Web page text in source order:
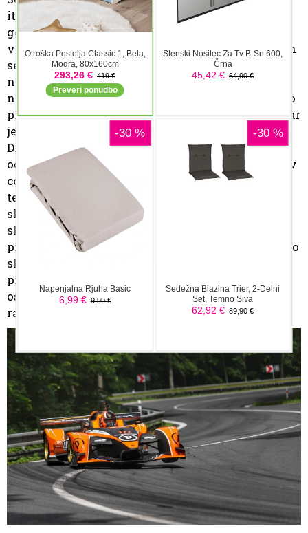
italijanskem Čedadu, na eni najzahtevnejših
gorskih prog, ki velja za pravi preizkus za
vsakega dirkača. Na manj kot sedmih kilometrih
se menjavajo hitri in počasni odseki, proga pa se
na sredini spremeni v »downhill« s skokom in
nato v ozko, zelo hitro sekcijo. Vse to je zahtevalo
precej sprememb v nastavitvah dirkalnika, za kar
je poskrbelo tovarniško moštvo Wolf Hill Climb
Division. Že po sobotnih treningih so Italijani
odpravili okvaro diferenciala, žal pa niso uspeli v
celoti rešiti težav z zadnjim vzmetenjem. Kljub
temu je Stankovič znova dosegel najboljšo
slovensko uvrstitev in odlično deveto mesto
skupno, s čimer je potrdil naslov državnega
prvaka Slovenije za leto 2025. Poleg tega je sezono
sklenil na šestem mestu skupno v avstrijskem
prvenstvu, drugem mestu v svojem razredu in
osvojil naslov podprvaka Srednje Evrope v
razredu P2.